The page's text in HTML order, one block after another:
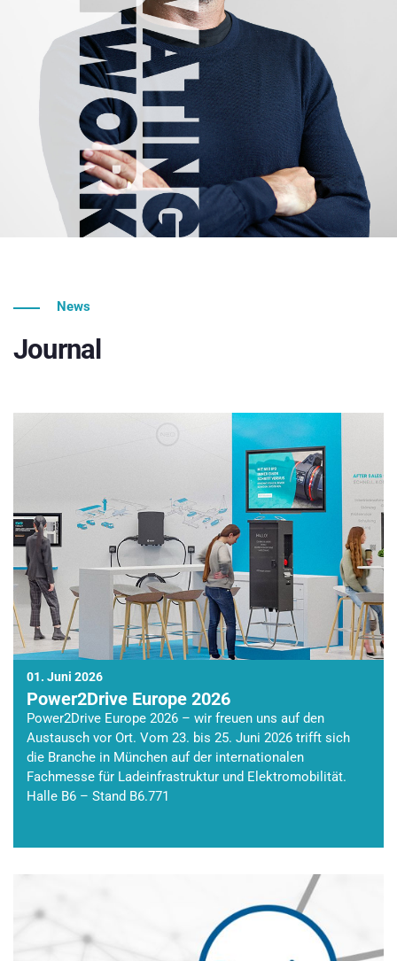
News
Journal
01. Juni 2026
Power2Drive Europe 2026
Power2Drive Europe 2026 – wir freuen uns auf den
Austausch vor Ort. Vom 23. bis 25. Juni 2026 trifft sich
die Branche in München auf der internationalen
Fachmesse für Ladeinfrastruktur und Elektromobilität.
Halle B6 – Stand B6.771